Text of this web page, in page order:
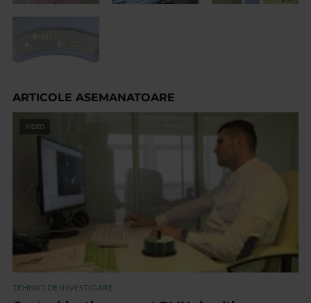
ARTICOLE ASEMANATOARE
VIDEO
TEHNICI DE INVESTIGARE